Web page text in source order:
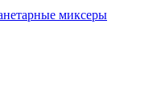
миксеры